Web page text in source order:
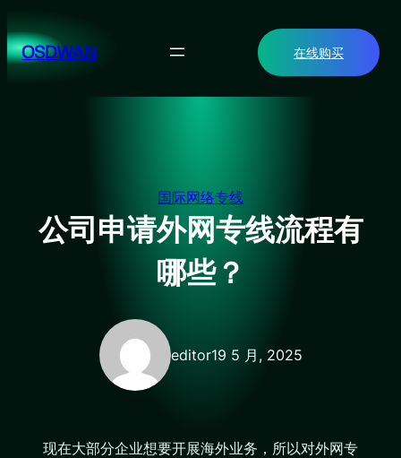
至
内OSDWAN 在线购买
国际网络专线
公司申请外网专线流程有
哪些？
editor19 5 月, 2025
现在大部分企业想要开展海外业务，所以对外网专